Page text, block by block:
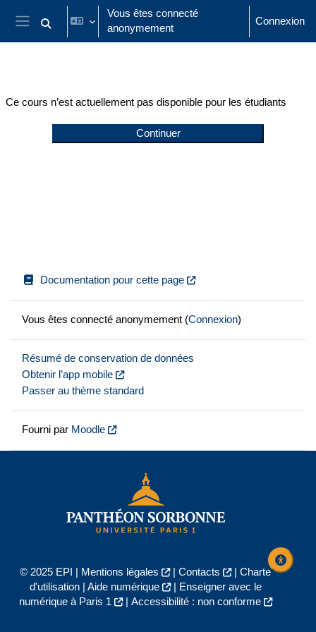
Passer au contenu principal
Panneau latéral
Activer/désactiver la saisie de recherche
Vous êtes connecté
anonymement
Connexion
Ce cours n’est actuellement pas disponible pour les étudiants
Continuer
Documentation pour cette page
Vous êtes connecté anonymement (Connexion)
Résumé de conservation de données
Obtenir l’app mobile
Passer au thème standard
Fourni par Moodle
© 2025 EPI | Mentions légales | Contacts | Charte
d'utilisation| Aide numérique |
Enseigner avec le
numérique à Paris 1
| Accessibilité : non conforme